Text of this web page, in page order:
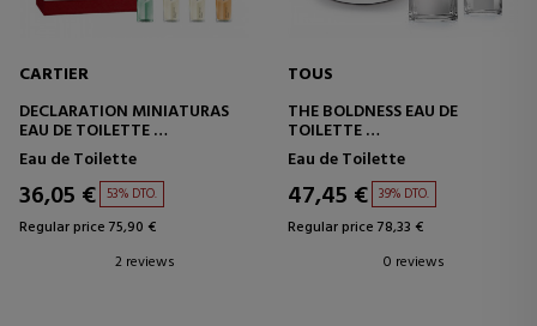
CARTIER
DECLARATION MINIATURAS
EAU DE TOILETTE
SET
Eau de Toilette
36,05 € 53% DTO.
Regular price 75,90 €
2 reviews
TOUS
THE BOLDNESS EAU DE
TOILETTE
SET
Eau de Toilette
47,45 € 39% DTO.
Regular price 78,33 €
0 reviews